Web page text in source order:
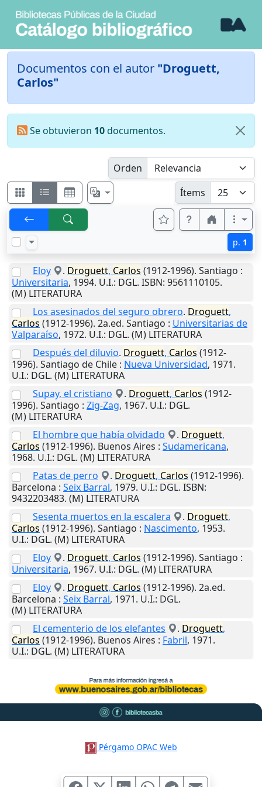
Documentos con el autor "Droguett,
Carlos"
Se obtuvieron 10documentos.
Orden
Ítems
p. 1
Eloy . Droguett, Carlos (1912-1996). Santiago :
Universitaria, 1994. U.I.: DGL. ISBN: 9561110105.
(M) LITERATURA
Los asesinados del seguro obrero. Droguett,
Carlos (1912-1996). 2a.ed. Santiago : Universitarias de
Valparaíso, 1972. U.I.: DGL. (M) LITERATURA
Después del diluvio. Droguett, Carlos (1912-
1996). Santiago de Chile : Nueva Universidad, 1971.
U.I.: DGL. (M) LITERATURA
Supay, el cristiano
. Droguett, Carlos (1912-
1996). Santiago : Zig-Zag, 1967. U.I.: DGL.
(M) LITERATURA
El hombre que había olvidado
. Droguett,
Carlos (1912-1996). Buenos Aires : Sudamericana,
1968. U.I.: DGL. (M) LITERATURA
Patas de perro
. Droguett, Carlos (1912-1996).
Barcelona : Seix Barral, 1979. U.I.: DGL. ISBN:
9432203483. (M) LITERATURA
Sesenta muertos en la escalera
. Droguett,
Carlos (1912-1996). Santiago : Nascimento, 1953.
U.I.: DGL. (M) LITERATURA
Eloy
. Droguett, Carlos (1912-1996). Santiago :
Universitaria, 1967. U.I.: DGL. (M) LITERATURA
Eloy
. Droguett, Carlos (1912-1996). 2a.ed.
Barcelona : Seix Barral, 1971. U.I.: DGL.
(M) LITERATURA
El cementerio de los elefantes
. Droguett,
Carlos (1912-1996). Buenos Aires : Fabril, 1971.
U.I.: DGL. (M) LITERATURA
Pérgamo OPAC Web